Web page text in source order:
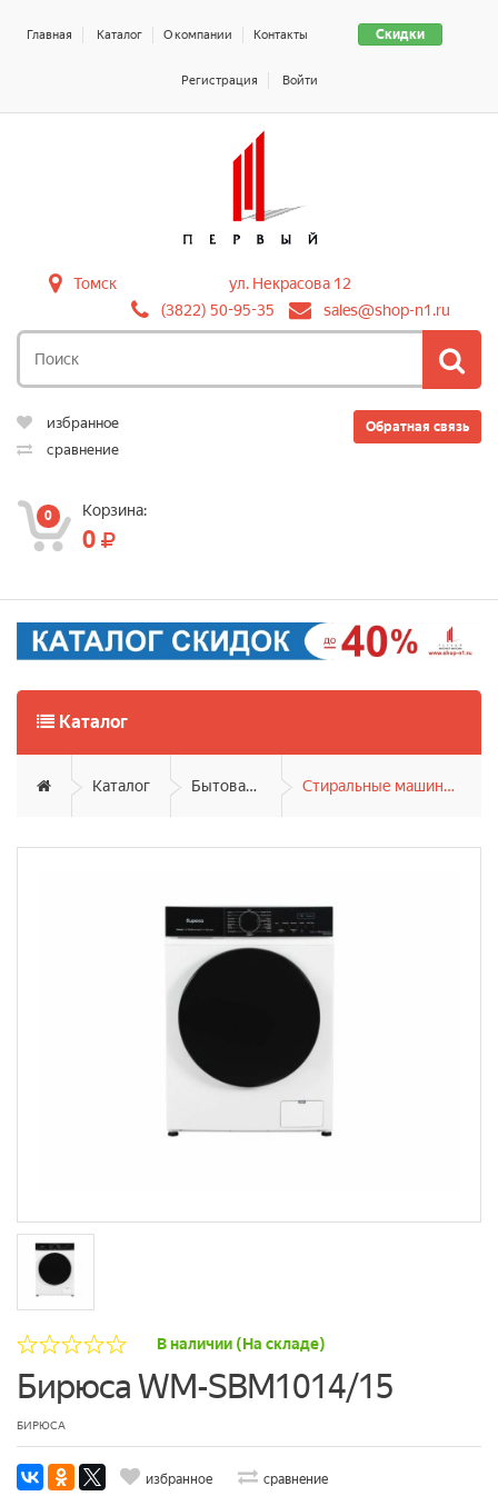
Скидки
Главная Каталог О компании Контакты
Регистрация Войти
Томск
ул. Некрасова 12
(3822) 50-95-35
sales@shop-n1.ru
Обратная связь
избранное
сравнение
0 Корзина:
0
Каталог
Каталог Бытовая техника Стиральные машины фронтальные
В наличии (На складе)
Бирюса WM-SBM1014/15
БИРЮСА
избранное сравнение